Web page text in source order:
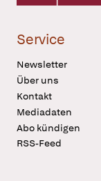
Service
Newsletter
Über uns
Kontakt
Mediadaten
Abo kündigen
RSS-Feed